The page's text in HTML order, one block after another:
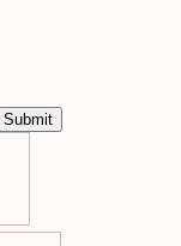
Submit